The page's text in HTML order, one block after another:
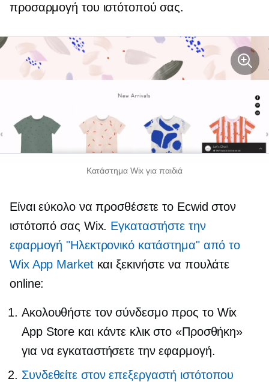
προσαρμογή του ιστότοπού σας.
Κατάστημα Wix για παιδιά
Είναι εύκολο να προσθέσετε το Ecwid στον
ιστότοπό σας Wix. Εγκαταστήστε την
εφαρμογή "Ηλεκτρονικό κατάστημα" από το
Wix App Marketκαι ξεκινήστε να πουλάτε
online:
Ακολουθήστε τον σύνδεσμο προς το Wix
App Store και κάντε κλικ στο «Προσθήκη»
για να εγκαταστήσετε την εφαρμογή.
Συνδεθείτε στον επεξεργαστή ιστότοπου